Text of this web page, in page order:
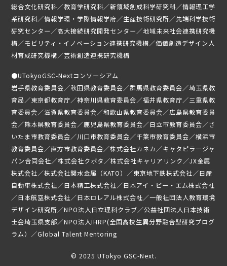
メンバー紹介
ニュース
募集要項
受講生専用ページ
総合文化研究科／教育学研究科／新領域創成科学研究科／情報理工学
系研究科／情報学環・学際情報学府／生産技術研究所／先端科学技術
研究センター／高大接続研究開発センター／地域未来社会連携研究機
構／モビリティ・イノベーション連携研究機構／価値創造デザイン人
材育成研究機構／芸術創造連携研究機構
●UTokyoGSC-Nextコンソーシアム
岩手県教育委員会／秋田県教育委員会／群馬県教育委員会／埼玉県教
育局／東京都教育庁／神奈川県教育委員会／福井県教育庁／三重県教
育委員会／滋賀県教育委員会／和歌山県教育委員会／広島県教育委員
会／熊本県教育委員会／鹿児島県教育委員会／日立市教育委員会／さ
いたま市教育委員会／川口市教育委員会／千葉市教育委員会／横浜市
教育委員会／直方市教育委員会／株式会社カネカ／キャタピラージャ
パン合同会社／株式会社クボタ／株式会社キャリアリンク／JX金属
株式会社／株式会社関水金属（KATO）／東京地下鉄株式会社／日産
自動車株式会社／日本精工株式会社／日本アイ・ビー・エム株式会社
／日本航空株式会社／日本ロレアル株式会社／一般社団法人教育環境
デザイン研究所／NPO法人日立理科クラブ／公益社団法人日本技術
士会埼玉県支部／NPO法人IHRP(全国高校生異分野融合型研究プログ
ラム）／Global Talent Mentoring
© 2025 UTokyo GSC-Next.